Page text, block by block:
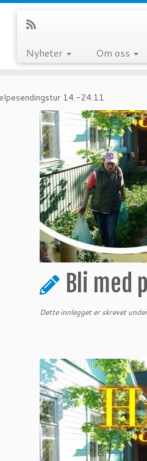
Nyheter Om oss
14.-24.11
Bli med
Dette innlegget er skrevet